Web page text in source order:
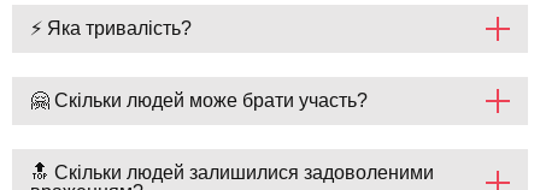
⚡ Яка тривалість?
🤗 Скільки людей може брати участь?
🔝 Скільки людей залишилися задоволеними